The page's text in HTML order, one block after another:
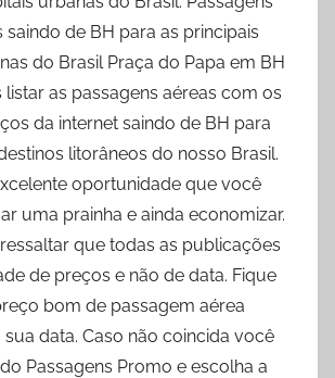
saindo de BH para as principais
do Brasil Praça do Papa em BH
as passagens aéreas com os
da internet saindo de BH para
litorâneos do nosso Brasil.
oportunidade que você
uma prainha e ainda economizar.
que todas as publicações
de preços e não de data. Fique
bom de passagem aérea
data. Caso não coincida você
Passagens Promo e escolha a